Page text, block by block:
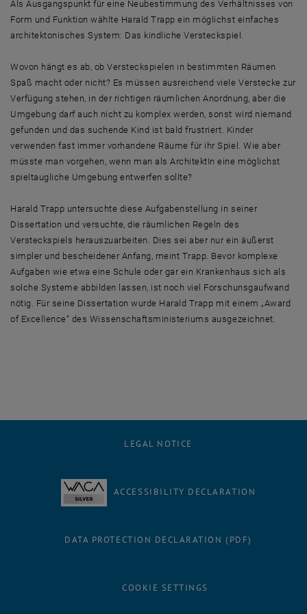
Als Ausgangspunkt für eine Neubestimmung des Verhältnisses von
Form und Funktion wählte Harald Trapp ein möglichst einfaches
architektonisches System: Das kindliche Versteckspiel.
Wovon hängt es ab, ob Versteckspielen in bestimmten Räumen
Spaß macht oder nicht? Es müssen ausreichend viele Verstecke zur
Verfügung stehen, in der richtigen räumlichen Anordnung, aber die
Umgebung darf auch nicht zu komplex werden, sonst wird niemand
gefunden und das suchende Kind ist bald frustriert. Kinder
verwenden fast immer vorhandene Räume für ihr Spiel. Wie aber
müsste man vorgehen, wenn man als ArchitektIn eine möglichst
spieltaugliche Umgebung entwerfen sollte?
Harald Trapp untersuchte diese Aufgabenstellung in seiner
Dissertation und versuchte, die räumlichen Regeln des
Versteckspiels herauszuarbeiten. Dies sei aber nur ein äußerst
simpler und bescheidener Anfang, meint Trapp. Bevor komplexe
Aufgaben wie etwa eine Schule oder gar ein Krankenhaus sich als
solche Systeme abbilden lassen, ist noch viel Forschunsgaufwand
nötig. Für seine Dissertation wurde Harald Trapp mit einem „Award
of Excellence“ des Wissenschaftsministeriums ausgezeichnet.
LEGAL NOTICE
ACCESSIBILITY DECLARATION
DATA PROTECTION DECLARATION (PDF)
COOKIE SETTINGS